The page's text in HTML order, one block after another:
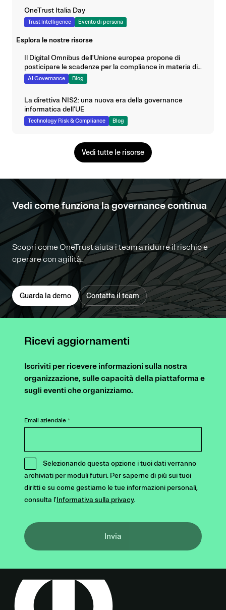
OneTrust Italia Day
Trust Intelligence Evento di persona
Esplora le nostre risorse
Il Digital Omnibus dell'Unione europea propone di
posticipare le scadenze per la compliance in materia di
IAAI Governance Blog
La direttiva NIS2: una nuova era della governance
informatica dell'UE
Technology Risk & Compliance Blog
Vedi tutte le risorse
Vedi come funziona la governance continua
Scopri come OneTrust aiuta i team a ridurre il rischio e
operare con agilità.
Guarda la demo Contatta il team
Ricevi aggiornamenti
Iscriviti per ricevere informazioni sulla nostra
organizzazione, sulle capacità della piattaforma e
sugli eventi che organizziamo.
Email aziendale *
Selezionando questa opzione i tuoi dati verranno
archiviati per moduli futuri. Per saperne di più sui tuoi
diritti e su come gestiamo le tue informazioni personali,
consulta l'Informativa sulla privacy.
Invia